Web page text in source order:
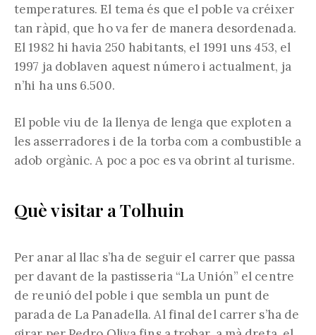
temperatures. El tema és que el poble va créixer
tan ràpid, que ho va fer de manera desordenada.
El 1982 hi havia 250 habitants, el 1991 uns 453, el
1997 ja doblaven aquest número i actualment, ja
n’hi ha uns 6.500.
El poble viu de la llenya de lenga que exploten a
les asserradores i de la torba com a combustible a
adob orgànic. A poc a poc es va obrint al turisme.
Què visitar a Tolhuin
Per anar al llac s’ha de seguir el carrer que passa
per davant de la pastisseria “La Unión” el centre
de reunió del poble i que sembla un punt de
parada de La Panadella. Al final del carrer s’ha de